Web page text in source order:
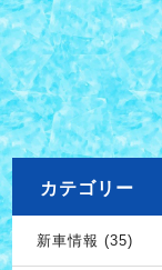
カテゴリー
新車情報 (35)